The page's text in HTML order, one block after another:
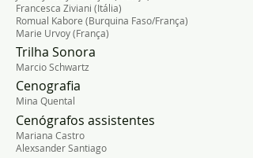
Francesca Ziviani (Itália)
Romual Kabore (Burquina Faso/França)
Marie Urvoy (França)
Trilha Sonora
Marcio Schwartz
Cenografia
Mina Quental
Cenógrafos assistentes
Mariana Castro
Alexsander Santiago